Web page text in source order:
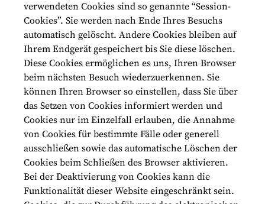
verwendeten Cookies sind so genannte “Session-
Cookies”. Sie werden nach Ende Ihres Besuchs
automatisch gelöscht. Andere Cookies bleiben auf
Ihrem Endgerät gespeichert bis Sie diese löschen.
Diese Cookies ermöglichen es uns, Ihren Browser
beim nächsten Besuch wiederzuerkennen. Sie
können Ihren Browser so einstellen, dass Sie über
das Setzen von Cookies informiert werden und
Cookies nur im Einzelfall erlauben, die Annahme
von Cookies für bestimmte Fälle oder generell
ausschließen sowie das automatische Löschen der
Cookies beim Schließen des Browser aktivieren.
Bei der Deaktivierung von Cookies kann die
Funktionalität dieser Website eingeschränkt sein.